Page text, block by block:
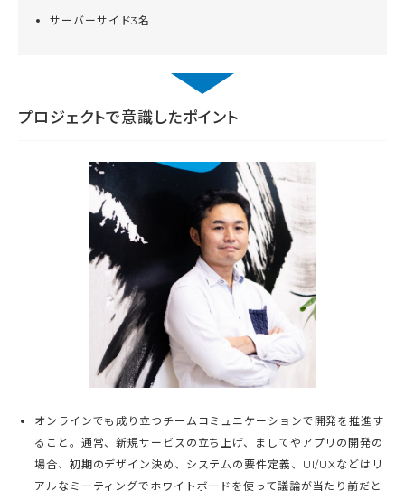
サーバーサイド3名
プロジェクトで意識したポイント
オンラインでも成り立つチームコミュニケーションで開発を推進す
ること。通常、新規サービスの立ち上げ、ましてやアプリの開発の
場合、初期のデザイン決め、システムの要件定義、UI/UXなどはリ
アルなミーティングでホワイトボードを使って議論が当たり前だと